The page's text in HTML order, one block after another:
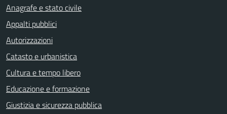
Anagrafe e stato civile
Appalti pubblici
Autorizzazioni
Catasto e urbanistica
Cultura e tempo libero
Educazione e formazione
Giustizia e sicurezza pubblica